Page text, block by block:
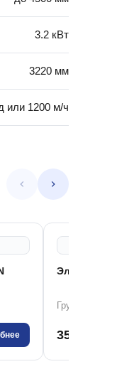
3.2 кВт
3220 мм
или 1200 м/ч
351 000 ₽